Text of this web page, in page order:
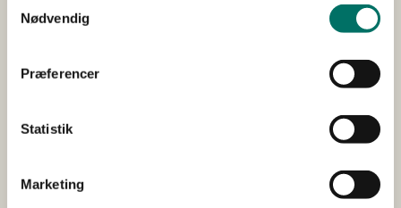
Nødvendig
Præferencer
Statistik
Marketing
som kød og mælk.
Med udgangspunkt i aktuelle drøftelser i EU om
håndtering af klonede dyr i fødevareproduktionen
anvendelse af kloning i fødevareproduktionen, og
giver anledning til dyrevelfærds- og dyreetiske
bekymringer.